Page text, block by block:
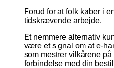
Forud for at folk køber i
tidskrævende arbejde.
Et nemmere alternativ
være et signal om at e-
som mestrer vilkårene
forbindelse med din